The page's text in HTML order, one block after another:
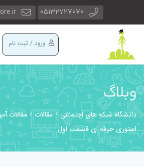
05132727070
ورود / ثبت نام
وبلاگ
دانشگاه شبکه های اجتماعی مقالات مقالات
استوری حرفه ای قسمت اول